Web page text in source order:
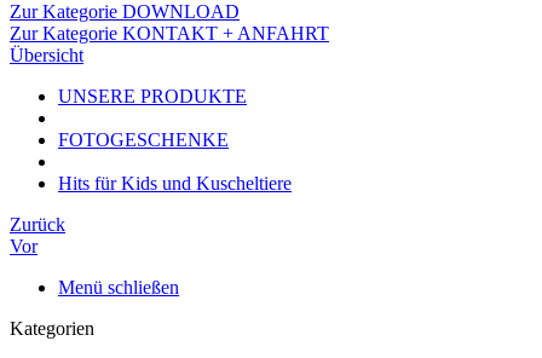
Zur Kategorie DOWNLOAD
Zur Kategorie KONTAKT + ANFAHRT
Übersicht
UNSERE PRODUKTE
FOTOGESCHENKE
Hits für Kids und Kuscheltiere
Zurück
Vor
Menü schließen
Kategorien